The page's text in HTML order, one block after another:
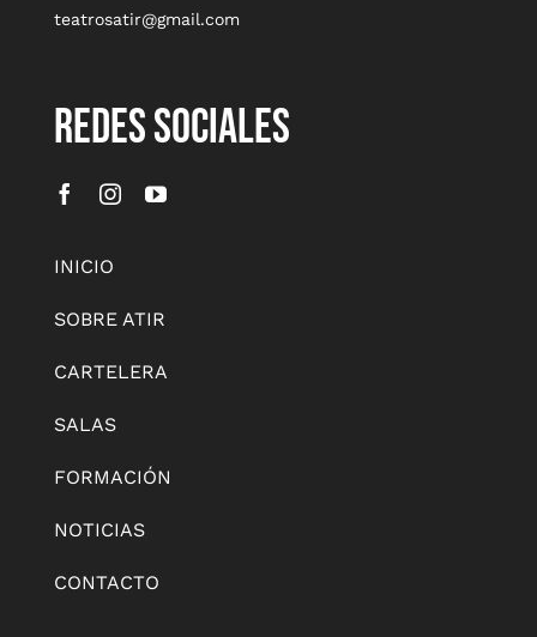
teatrosatir@gmail.com
REDES SOCIALES
INICIO
SOBRE ATIR
CARTELERA
SALAS
FORMACIÓN
NOTICIAS
CONTACTO